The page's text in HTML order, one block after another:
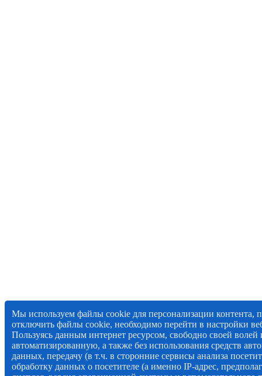
Мы используем файлы cookie для персонализации контента,
отключить файлы cookie, необходимо перейти в настройки
Пользуясь данным интернет ресурсом, свободно своей волей
автоматизированную, а также без использования средств
данных, передачу (в т.ч. в сторонние сервисы анализа
обработку данных о посетителе (а именно IP-адрес,